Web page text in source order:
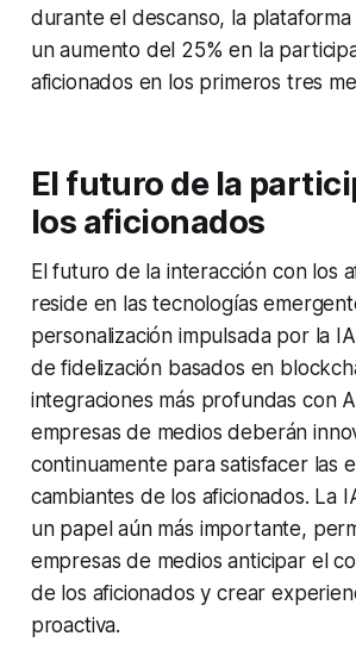
durante el descanso, la
un aumento del 25% en la
aficionados en los primeros tres
El futuro de la
los aficionados
El futuro de la interacción con los
reside en las tecnologías
personalización impulsada por la
de fidelización basados en
integraciones más profundas con
empresas de medios deberán
continuamente para satisfacer las
cambiantes de los aficionados. La
un papel aún más importante,
empresas de medios anticipar el
de los aficionados y crear
proactiva.